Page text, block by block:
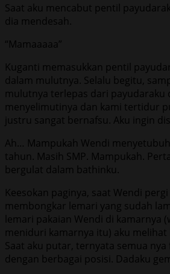
Saat aku mencabut pentil
dia mendesah.
“Mamaaaaa”
Kuganti memasukkan pentil
dalam mulutnya. Selalu begitu,
mulutnya terlepas dari payudaraku
menyelimutinya dan kami tertidur
justru sangat bernafsu. Aku ingin
Ah… Mampukah Wendi
tahun. Masih SMP. Mampukah.
bergulat dalam bathinku.
Keesokan paginya, saat Wendi
membongkar lemari yang sudah
lemari pakaian Wendi di kamarnya
meniduri kamarnya itu) aku melihat
Saat aku putar, ternyata semua
dengan berbagai posisi. Dadaku